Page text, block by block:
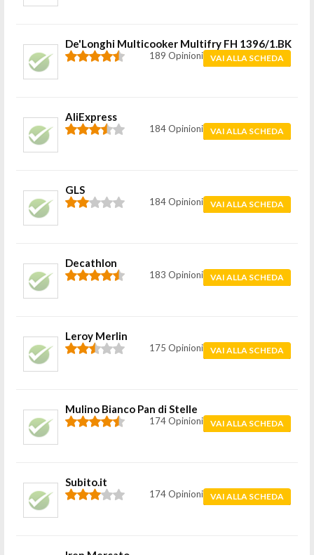
De'Longhi Multicooker Multifry FH 1396/1.BK
189 Opinioni VAI ALLA SCHEDA
AliExpress
184 Opinioni VAI ALLA SCHEDA
GLS
184 Opinioni VAI ALLA SCHEDA
Decathlon
183 Opinioni VAI ALLA SCHEDA
Leroy Merlin
175 Opinioni VAI ALLA SCHEDA
Mulino Bianco Pan di Stelle
174 Opinioni VAI ALLA SCHEDA
Subito.it
174 Opinioni VAI ALLA SCHEDA